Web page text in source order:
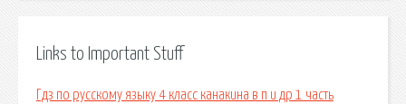
Links to Important Stuff
Гдз по русскому языку 4 класс канакина в п и др 1 часть